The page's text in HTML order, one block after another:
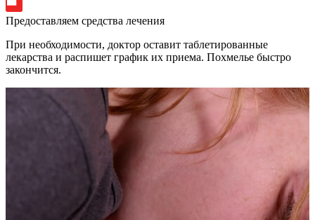
Предоставляем средства лечения
При необходимости, доктор оставит таблетированные
лекарства и распишет график их приема. Похмелье быстро
закончится.